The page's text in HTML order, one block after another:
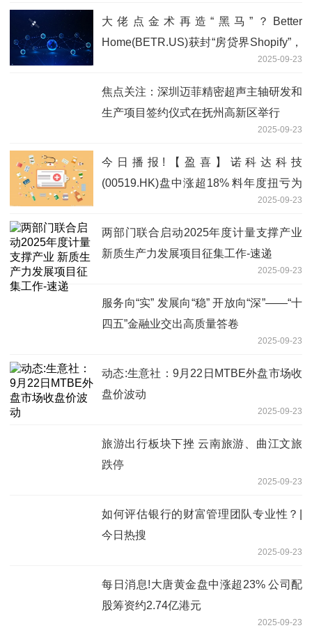
大佬点金术再造“黑马”？Better
Home(BETR.US)获封“房贷界Shopify”，
2025-09-23
焦点关注：深圳迈菲精密超声主轴研发和
生产项目签约仪式在抚州高新区举行
2025-09-23
今日播报!【盈喜】诺科达科技
(00519.HK)盘中涨超18% 料年度扭亏为
2025-09-23
两部门联合启动2025年度计量支撑产业
新质生产力发展项目征集工作-速递
2025-09-23
服务向“实” 发展向“稳” 开放向“深”——“十
四五”金融业交出高质量答卷
2025-09-23
动态:生意社：9月22日MTBE外盘市场收
盘价波动
2025-09-23
旅游出行板块下挫 云南旅游、曲江文旅
跌停
2025-09-23
如何评估银行的财富管理团队专业性？|
今日热搜
2025-09-23
每日消息!大唐黄金盘中涨超23% 公司配
股筹资约2.74亿港元
2025-09-23